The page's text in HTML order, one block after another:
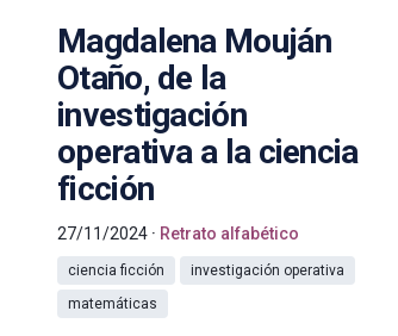
Magdalena Mouján
Otaño, de la
investigación
operativa a la ciencia
ficción
27/11/2024 Retrato alfabético
ciencia ficción
investigación operativa
matemáticas